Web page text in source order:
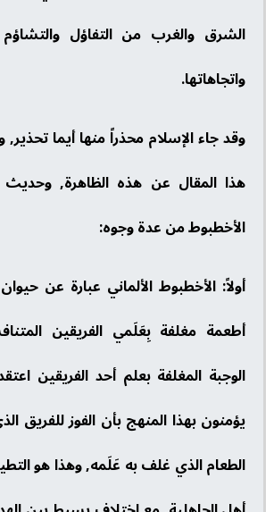
الشرق والغرب من التفاؤل
واتجاهاتها.
وقد جاء الإسلام محذراً منها أيما
هذا المقال عن هذه الظاهرة,
الأخطبوط من عدة وجوه:
أولاً: الأخطبوط الألماني عبارة عن
أطعمة مغلفة بِعَلَمي الفريقين
الوجبة المغلفة بعلم أحد الفريقين
يؤمنون بهذا المنهج بأن الفوز للفريق
الطعام الذي غلف به عَلَمه, وهذا هو